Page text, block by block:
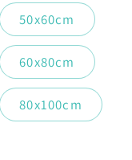
50x60cm
60x80cm
80x100cm